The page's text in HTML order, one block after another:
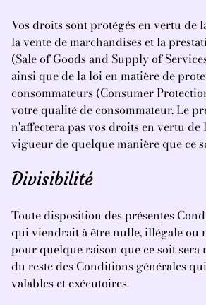
Vos droits sont protégés en vertu de
la vente de marchandises et la
(Sale of Goods and Supply of
ainsi que de la loi en matière de
consommateurs (Consumer
votre qualité de consommateur. Le
n'affectera pas vos droits en vertu de
vigueur de quelque manière que ce
Divisibilité
Toute disposition des présentes
qui viendrait à être nulle, illégale ou
pour quelque raison que ce soit sera
du reste des Conditions générales
valables et exécutoires.